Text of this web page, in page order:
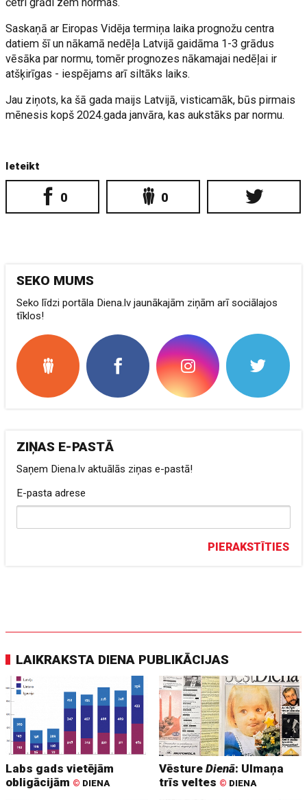
Saskaņā ar Eiropas Vidēja termiņa laika prognožu centra
datiem šī un nākamā nedēļa Latvijā gaidāma 1-3 grādus
vēsāka par normu, tomēr prognozes nākamajai nedēļai ir
atšķirīgas - iespējams arī siltāks laiks.
Jau ziņots, ka šā gada maijs Latvijā, visticamāk, būs pirmais
mēnesis kopš 2024.gada janvāra, kas aukstāks par normu.
Ieteikt
0 0
SEKO MUMS
Seko līdzi portāla Diena.lv jaunākajām ziņām arī sociālajos
tīklos!
ZIŅAS E-PASTĀ
Saņem Diena.lv aktuālās ziņas e-pastā!
E-pasta adrese
PIERAKSTĪTIES
LAIKRAKSTA DIENA PUBLIKĀCIJAS
Labs gads vietējām
obligācijām © DIENA
VēstureDienā: Ulmaņa
trīs veltes © DIENA